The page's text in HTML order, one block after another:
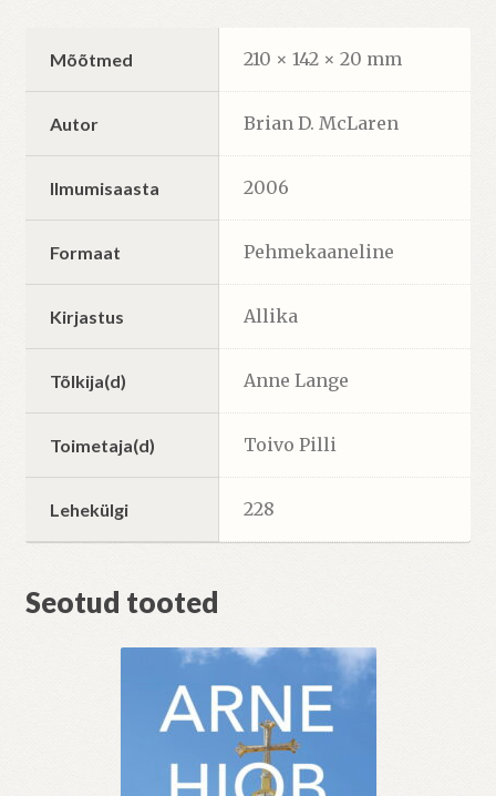
Mõõtmed 210 × 142 × 20 mm
Autor Brian D. McLaren
Ilmumisaasta 2006
Formaat Pehmekaaneline
Kirjastus Allika
Tõlkija(d) Anne Lange
Toimetaja(d) Toivo Pilli
Lehekülgi 228
Seotud tooted